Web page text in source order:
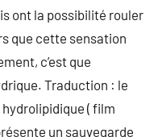
ont la possibilité rouler
que cette sensation
c’est que
Traduction : le
hydrolipidique ( film
un sauvegarde